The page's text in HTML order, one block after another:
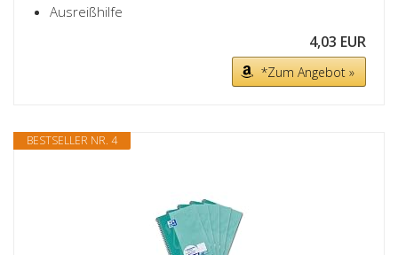
Ausreißhilfe
4,03 EUR
*Zum Angebot »
BESTSELLER NR. 4